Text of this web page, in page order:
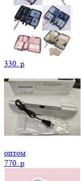
330. p
оптом
770. p